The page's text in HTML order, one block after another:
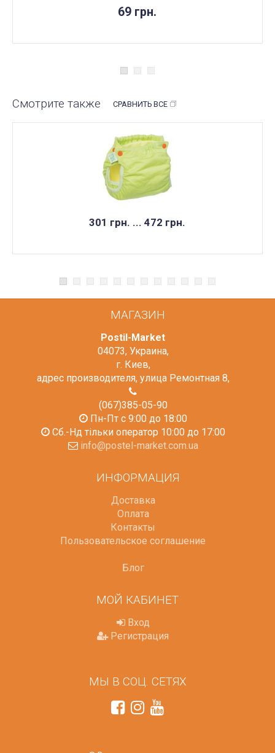
69 грн.
Смотрите также СРАВНИТЬ ВСЕ
301 грн. ... 472 грн.
МАГАЗИН
Postil-Market
04073, Украина,
г. Киев,
адрес производителя, улица Ремонтная 8,
(067)385-05-90
Пн-Пт с 9:00 до 18:00
Сб.-Нд тільки оператор 10:00 до 17:00
info@postel-market.com.ua
ИНФОРМАЦИЯ
Доставка
Оплата
Контакты
Пользовательское соглашение
Блог
МОЙ КАБИНЕТ
Вход
Регистрация
МЫ В СОЦ. СЕТЯХ